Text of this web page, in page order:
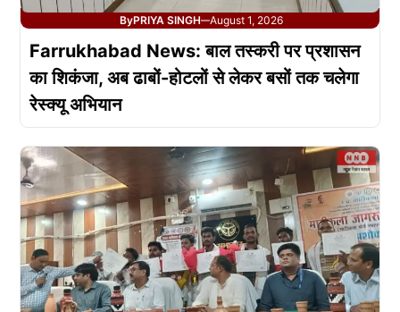
ByPRIYA SINGH—August 1, 2026
Farrukhabad News: बाल तस्करी पर प्रशासन
का शिकंजा, अब ढाबों-होटलों से लेकर बसों तक चलेगा
रेस्क्यू अभियान